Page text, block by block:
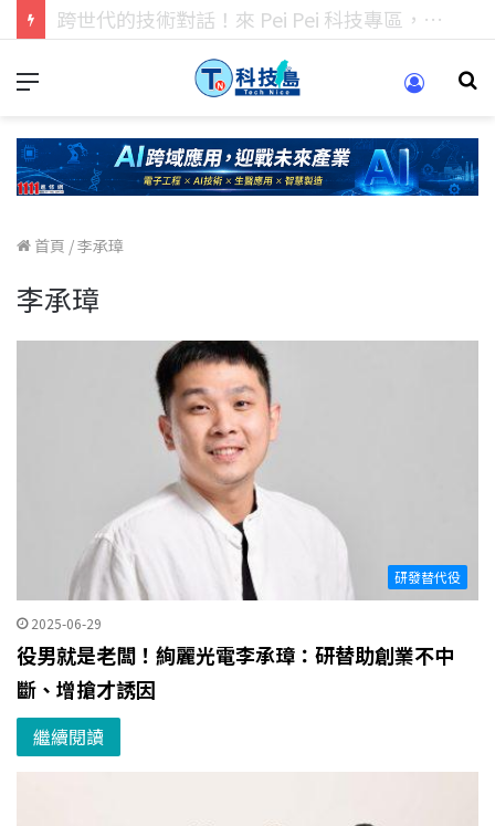
科技人的經驗傳承地！在 Pei Pei 科技專區，與學弟妹交流最硬核的技術
首頁 /李承璋
李承璋
研發替代役
2025-06-29
役男就是老闆！絢麗光電李承璋：研替助創業不中
斷、增搶才誘因
繼續閱讀